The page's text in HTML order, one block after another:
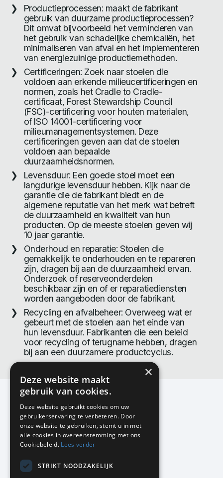
Productieprocessen: maakt de fabrikant
gebruik van duurzame productieprocessen?
Dit omvat bijvoorbeeld het verminderen van
het gebruik van schadelijke chemicaliën, het
minimaliseren van afval en het implementeren
van energiezuinige productiemethoden.
Certificeringen: Zoek naar stoelen die
voldoen aan erkende milieucertificeringen en
normen, zoals het Cradle to Cradle-
certificaat, Forest Stewardship Council
(FSC)-certificering voor houten materialen,
of ISO 14001-certificering voor
milieumanagementsystemen. Deze
certificeringen geven aan dat de stoelen
voldoen aan bepaalde
duurzaamheidsnormen.
Levensduur: Een goede stoel moet een
langdurige levensduur hebben. Kijk naar de
garantie die de fabrikant biedt en de
algemene reputatie van het merk wat betreft
de duurzaamheid en kwaliteit van hun
producten. Op de meeste stoelen geven wij
10 jaar garantie.
Onderhoud en reparatie: Stoelen die
gemakkelijk te onderhouden en te repareren
zijn, dragen bij aan de duurzaamheid ervan.
Onderzoek of reserveonderdelen
beschikbaar zijn en of er reparatiediensten
worden aangeboden door de fabrikant.
Recycling en afvalbeheer: Overweeg wat er
gebeurt met de stoelen aan het einde van
hun levensduur. Fabrikanten die een beleid
voor recycling of terugname hebben, dragen
bij aan een duurzamere productcyclus.
KMP Kantoormeubilair
Airport Business Park
Frankfurtstraat 29-31
1175 RH Lijnden
020-617 01 26
×
Deze website maakt
gebruik van cookies.
Deze website gebruikt cookies om uw
gebruikerservaring te verbeteren. Door
onze website te gebruiken, stemt u in met
alle cookies in overeenstemming met ons
Cookiebeleid. Lees verder
STRIKT NOODZAKELIJK